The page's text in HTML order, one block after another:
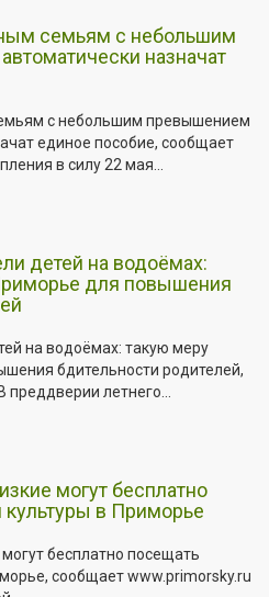
семьям с небольшим
назначат
с небольшим превышением
единое пособие, сообщает
в силу 22 мая...
детей на водоёмах:
для повышения
на водоёмах: такую меру
бдительности родителей,
летнего...
могут бесплатно
в Приморье
бесплатно посещать
сообщает www.primorsky.ru